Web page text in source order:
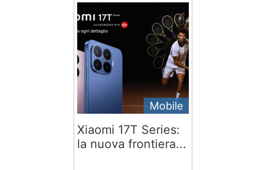
Mobile
Xiaomi 17T Series:
la nuova frontiera...